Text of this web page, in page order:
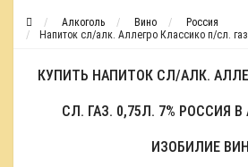
Алкоголь Вино
Россия
Напиток сл/алк. Аллегро Классико п/сл.
КУПИТЬ НАПИТОК СЛ/АЛК.
СЛ. ГАЗ. 0,75Л. 7% РОССИЯ
ИЗОБИЛИЕ ВИН